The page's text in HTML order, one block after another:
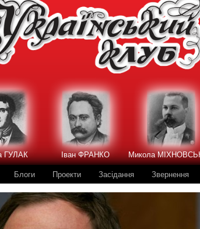
ГУЛАК Іван ФРАНКО
Микола
Блоги Проекти Засідання Звернення